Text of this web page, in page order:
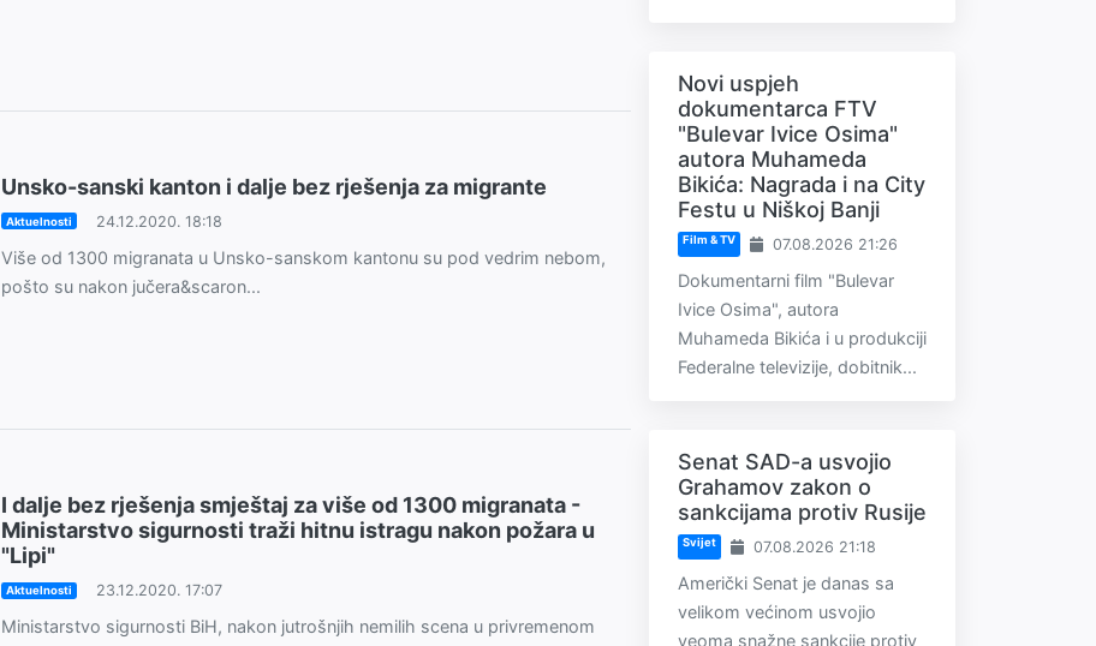
Unsko-sanski kanton i dalje bez rješenja za migrante
Aktuelnosti 24.12.2020. 18:18
Više od 1300 migranata u Unsko-sanskom kantonu su pod vedrim nebom,
pošto su nakon jučera&scaron...
I dalje bez rješenja smještaj za više od 1300 migranata -
Ministarstvo sigurnosti traži hitnu istragu nakon požara u
"Lipi"
Aktuelnosti 23.12.2020. 17:07
Ministarstvo sigurnosti BiH, nakon jutrošnjih nemilih scena u privremenom
Novi uspjeh
dokumentarca FTV
"Bulevar Ivice Osima"
autora Muhameda
Bikića: Nagrada i na City
Festu u Niškoj Banji
Film & TV 07.08.2026 21:26
Dokumentarni film "Bulevar
Ivice Osima", autora
Muhameda Bikića i u produkciji
Federalne televizije, dobitnik...
Senat SAD-a usvojio
Grahamov zakon o
sankcijama protiv Rusije
Svijet 07.08.2026 21:18
Američki Senat je danas sa
velikom većinom usvojio
veoma snažne sankcije protiv